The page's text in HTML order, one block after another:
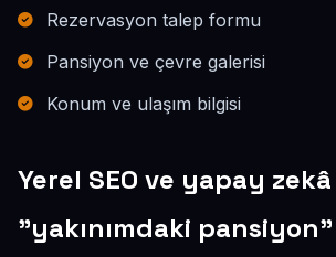
Rezervasyon talep formu
Pansiyon ve çevre galerisi
Konum ve ulaşım bilgisi
Yerel SEO ve yapay zekâ
"yakınımdaki pansiyon"